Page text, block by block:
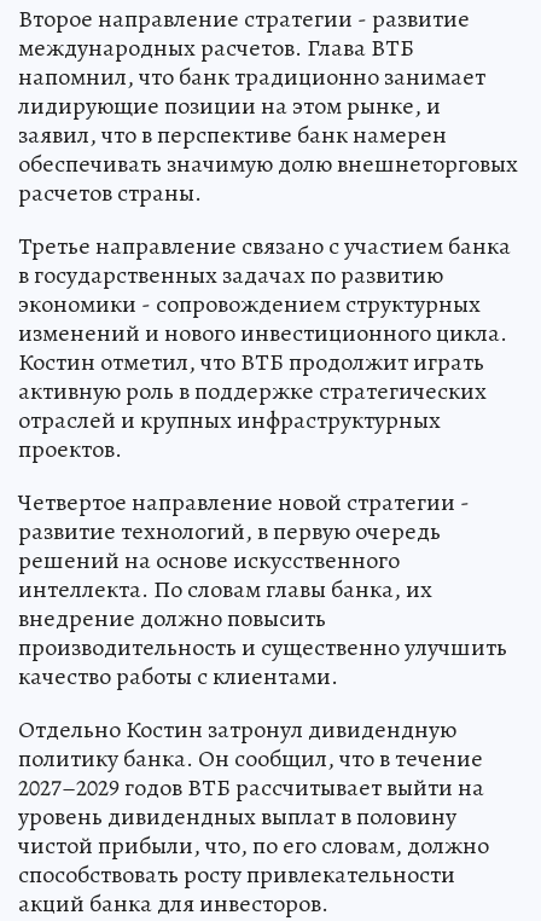
Второе направление стратегии - развитие
международных расчетов. Глава ВТБ
напомнил, что банк традиционно занимает
лидирующие позиции на этом рынке, и
заявил, что в перспективе банк намерен
обеспечивать значимую долю внешнеторговых
расчетов страны.
Третье направление связано с участием банка
в государственных задачах по развитию
экономики - сопровождением структурных
изменений и нового инвестиционного цикла.
Костин отметил, что ВТБ продолжит играть
активную роль в поддержке стратегических
отраслей и крупных инфраструктурных
проектов.
Четвертое направление новой стратегии -
развитие технологий, в первую очередь
решений на основе искусственного
интеллекта. По словам главы банка, их
внедрение должно повысить
производительность и существенно улучшить
качество работы с клиентами.
Отдельно Костин затронул дивидендную
политику банка. Он сообщил, что в течение
2027–2029 годов ВТБ рассчитывает выйти на
уровень дивидендных выплат в половину
чистой прибыли, что, по его словам, должно
способствовать росту привлекательности
акций банка для инвесторов.